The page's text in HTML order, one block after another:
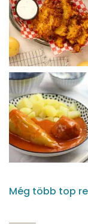
Még több top